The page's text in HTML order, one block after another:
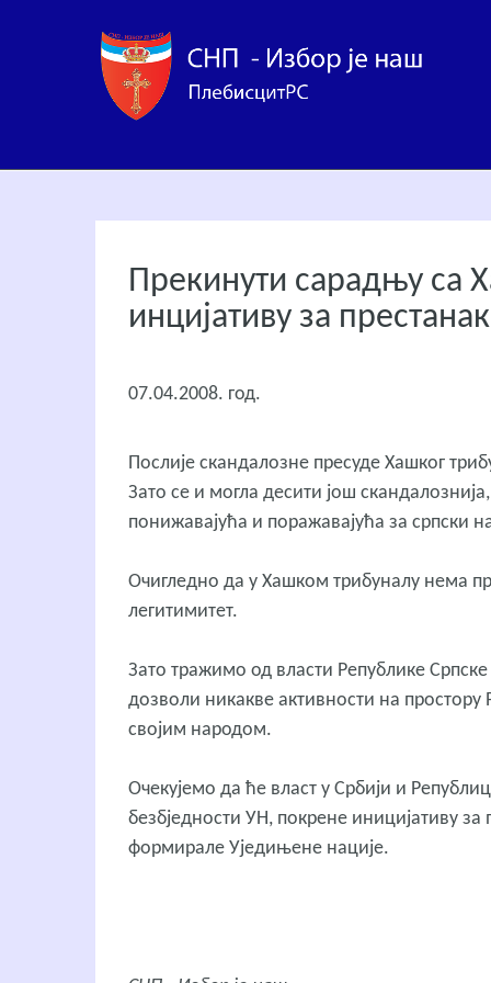
Прекинути сарадњу са
инцијативу за
07.04.2008. год.
Послије скандалозне пресуде Хашког
Зато се и могла десити још
понижавајућа и поражавајућа за српски
Очигледно да у Хашком трибуналу нема
легитимитет.
Зато тражимо од власти Републике
дозволи никакве активности на простору
својим народом.
Очекујемо да ће власт у Србији и
безбједности УН, покрене иницијативу за
формирале Уједињене нације.